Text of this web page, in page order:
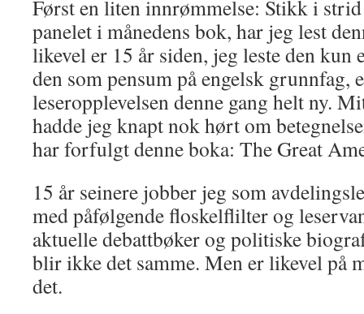
Først en liten innrømmelse: Stikk i
panelet i månedens bok, har jeg lest
likevel er 15 år siden, jeg leste den kun
den som pensum på engelsk grunnfag,
leseropplevelsen denne gang helt ny.
hadde jeg knapt nok hørt om
har forfulgt denne boka: The Great
15 år seinere jobber jeg som
med påfølgende floskelflilter og
aktuelle debattbøker og politiske
blir ikke det samme. Men er likevel på
det.